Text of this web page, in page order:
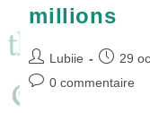
millions
Auteur/autrice
de
Lubiie
publiée :
29
Commentaires
0 commentaire